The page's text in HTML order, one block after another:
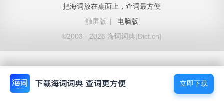
把海词放在桌面上，查词最方便
触屏版
|
电脑版
©2003 - 2026 海词词典(Dict.cn)
立即下载
立即下载